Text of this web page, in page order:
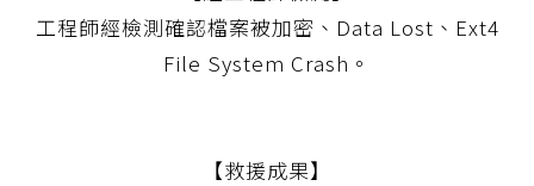
工程師經檢測確認檔案被加密、Data Lost、Ext4
File System Crash。
【救援成果】